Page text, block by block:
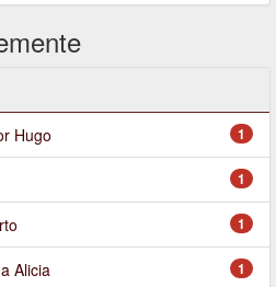
1
Hugo
1
1
1
Alicia